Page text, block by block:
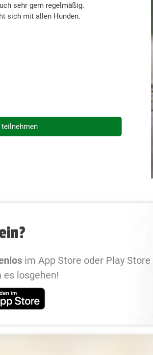
sehr gern regelmäßig.
sich mit allen Hunden.
im App Store oder Play Store
es losgehen!